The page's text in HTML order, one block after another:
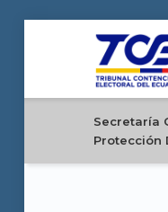
Secretaría
Protección